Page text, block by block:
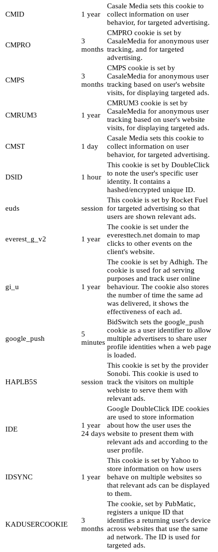
CMID 1 year
Casale Media sets this cookie to
collect information on user
behavior, for targeted advertising.
CMPRO
3
months
CMPRO cookie is set by
CasaleMedia for anonymous user
tracking, and for targeted
advertising.
CMPS
3
months
CMPS cookie is set by
CasaleMedia for anonymous user
tracking based on user's website
visits, for displaying targeted ads.
CMRUM3 1 year
CMRUM3 cookie is set by
CasaleMedia for anonymous user
tracking based on user's website
visits, for displaying targeted ads.
CMST 1 day
Casale Media sets this cookie to
collect information on user
behavior, for targeted advertising.
DSID 1 hour
This cookie is set by DoubleClick
to note the user's specific user
identity. It contains a
hashed/encrypted unique ID.
euds session
This cookie is set by Rocket Fuel
for targeted advertising so that
users are shown relevant ads.
everest_g_v2 1 year
The cookie is set under the
everesttech.net domain to map
clicks to other events on the
client's website.
gi_u 1 year
The cookie is set by Adhigh. The
cookie is used for ad serving
purposes and track user online
behaviour. The cookie also stores
the number of time the same ad
was delivered, it shows the
effectiveness of each ad.
google_push
5
minutes
BidSwitch sets the google_push
cookie as a user identifier to allow
multiple advertisers to share user
profile identities when a web page
is loaded.
HAPLB5S session
This cookie is set by the provider
Sonobi. This cookie is used to
track the visitors on multiple
webiste to serve them with
relevant ads.
IDE
1 year
24 days
Google DoubleClick IDE cookies
are used to store information
about how the user uses the
website to present them with
relevant ads and according to the
user profile.
IDSYNC 1 year
This cookie is set by Yahoo to
store information on how users
behave on multiple websites so
that relevant ads can be displayed
to them.
KADUSERCOOKIE
3
months
The cookie, set by PubMatic,
registers a unique ID that
identifies a returning user's device
across websites that use the same
ad network. The ID is used for
targeted ads.